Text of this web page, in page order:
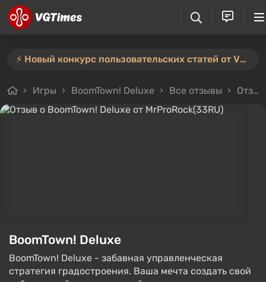
⚡️ Новый конкурс пользовательских статей от VGTimes — участвуйте тут ⚡️
Игры BoomTown! Deluxe Все отзывы Отзыв от MrProRock(33RU)
BoomTown! Deluxe
BoomTown! Deluxe - забавная управленческая
стратегия градостроения. Ваша мечта создать свой